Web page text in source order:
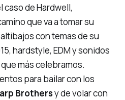
caso de Hardwell,
que va a tomar su
con temas de su
hardstyle, EDM y sonidos
más celebramos.
para bailar con los
Brothersy de volar con